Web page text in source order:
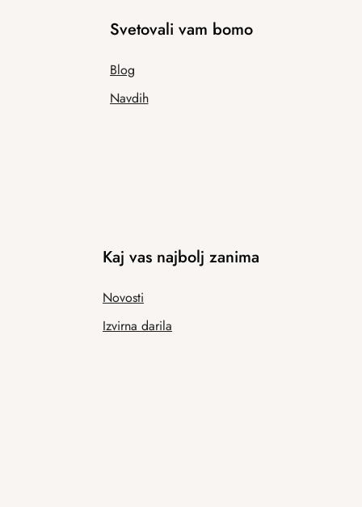
Svetovali vam bomo
Blog
Navdih
Kaj vas najbolj zanima
Novosti
Izvirna darila